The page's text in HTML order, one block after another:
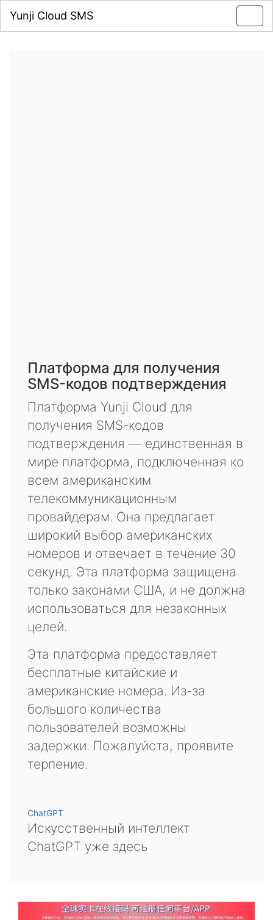
Yunji Cloud SMS
Платформа для получения
SMS-кодов подтверждения
Платформа Yunji Cloud для
получения SMS-кодов
подтверждения — единственная в
мире платформа, подключенная ко
всем американским
телекоммуникационным
провайдерам. Она предлагает
широкий выбор американских
номеров и отвечает в течение 30
секунд. Эта платформа защищена
только законами США, и не должна
использоваться для незаконных
целей.
Эта платформа предоставляет
бесплатные китайские и
американские номера. Из-за
большого количества
пользователей возможны
задержки. Пожалуйста, проявите
терпение.
ChatGPT
Искусственный интеллект
ChatGPT уже здесь